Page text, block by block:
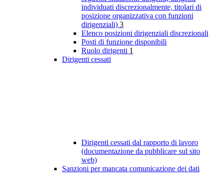
individuati discrezionalmente, titolari di
posizione organizzativa con funzioni
dirigenziali) 3
Elenco posizioni dirigenziali discrezionali
Posti di funzione disponibili
Ruolo dirigenti 1
Dirigenti cessati
Dirigenti cessati dal rapporto di lavoro
(documentazione da pubblicare sul sito
web)
Sanzioni per mancata comunicazione dei dati